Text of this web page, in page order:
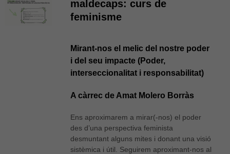
maldecaps: curs de
feminisme
Mirant-nos el melic del nostre poder
i del seu impacte (Poder,
interseccionalitat i responsabilitat)
A càrrec de Amat Molero Borràs
Ens aproximarem a mirar(-nos) el poder
des d’una perspectiva feminista
desmuntant alguns mites i donant una visió
sistèmica i útil. Seguirem aproximant-nos al